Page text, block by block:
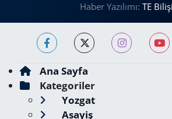
Haber Yazılımı: TE
Ana Sayfa
Kategoriler
Yozgat
Asayiş